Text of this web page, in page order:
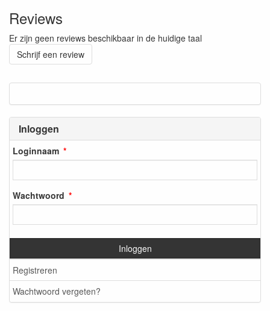
Inloggen
Loginnaam
Wachtwoord
Inloggen
Registreren
Wachtwoord vergeten?
Reviews
Er zijn geen reviews beschikbaar in de huidige taal
Schrijf een review